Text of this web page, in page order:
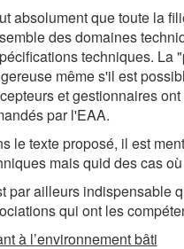
absolument que toute la
des domaines
techniques. La
même s'il est
et gestionnaires
par l'EAA.
le texte proposé, il est
mais quid des cas
par ailleurs indispensable
qui ont les
à l’environnement bâti